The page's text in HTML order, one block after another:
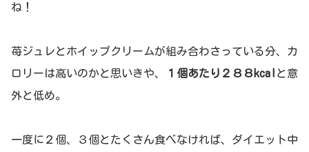
ね！
苺ジュレとホイップクリームが組み合わさっている分、カ
ロリーは高いのかと思いきや、
１個あたり２８８kcal
と意
外と低め。
一度に２個、３個とたくさん食べなければ、ダイエット中